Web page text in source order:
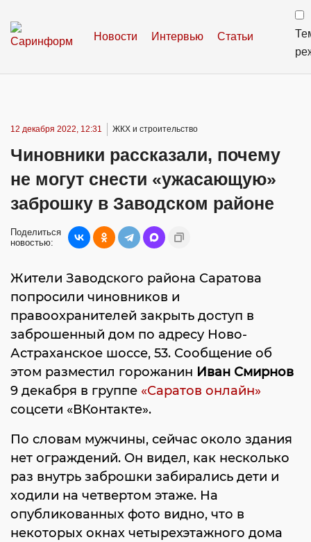
Новости Интервью Статьи
12 декабря 2022, 12:31 ЖКХ и строительство
Чиновники рассказали, почему
не могут снести «ужасающую»
заброшку в Заводском районе
Поделиться
новостью:
Жители Заводского района Саратова
попросили чиновников и
правоохранителей закрыть доступ в
заброшенный дом по адресу Ново-
Астраханское шоссе, 53. Сообщение об
этом разместил горожанин Иван Смирнов
9 декабря в группе «Саратов онлайн»
соцсети «ВКонтакте».
По словам мужчины, сейчас около здания
нет ограждений. Он видел, как несколько
раз внутрь заброшки забирались дети и
ходили на четвертом этаже. На
опубликованных фото видно, что в
некоторых окнах четырехэтажного дома